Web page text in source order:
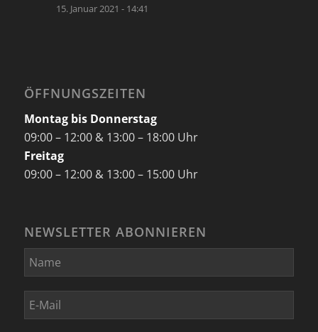
15. Januar 2021 - 14:41
ÖFFNUNGSZEITEN
Montag bis Donnerstag
09:00 – 12:00 & 13:00 – 18:00 Uhr
Freitag
09:00 – 12:00 & 13:00 – 15:00 Uhr
NEWSLETTER ABONNIEREN